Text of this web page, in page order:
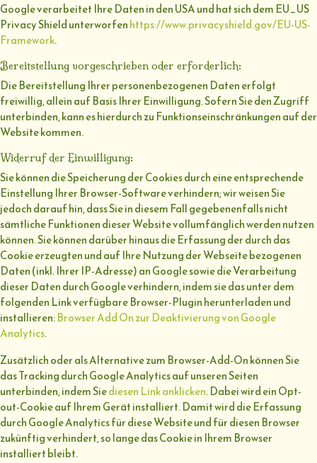
Google verarbeitet Ihre Daten in den USA und hat sich dem EU_US
Privacy Shield unterworfenhttps://www.privacyshield.gov/EU-US-
Framework.
Bereitstellung vorgeschrieben oder erforderlich:
Die Bereitstellung Ihrer personenbezogenen Daten erfolgt
freiwillig, allein auf Basis Ihrer Einwilligung. Sofern Sie den Zugriff
unterbinden, kann es hierdurch zu Funktionseinschränkungen auf der
Website kommen.
Widerruf der Einwilligung:
Sie können die Speicherung der Cookies durch eine entsprechende
Einstellung Ihrer Browser-Software verhindern; wir weisen Sie
jedoch darauf hin, dass Sie in diesem Fall gegebenenfalls nicht
sämtliche Funktionen dieser Website vollumfänglich werden nutzen
können. Sie können darüber hinaus die Erfassung der durch das
Cookie erzeugten und auf Ihre Nutzung der Webseite bezogenen
Daten (inkl. Ihrer IP-Adresse) an Google sowie die Verarbeitung
dieser Daten durch Google verhindern, indem sie das unter dem
folgenden Link verfügbare Browser-Plugin herunterladen und
installieren:Browser Add On zur Deaktivierung von Google
Analytics.
Zusätzlich oder als Alternative zum Browser-Add-On können Sie
das Tracking durch Google Analytics auf unseren Seiten
unterbinden, indem Siediesen Link anklicken. Dabei wird ein Opt-
out-Cookie auf Ihrem Gerät installiert. Damit wird die Erfassung
durch Google Analytics für diese Website und für diesen Browser
zukünftig verhindert, so lange das Cookie in Ihrem Browser
installiert bleibt.